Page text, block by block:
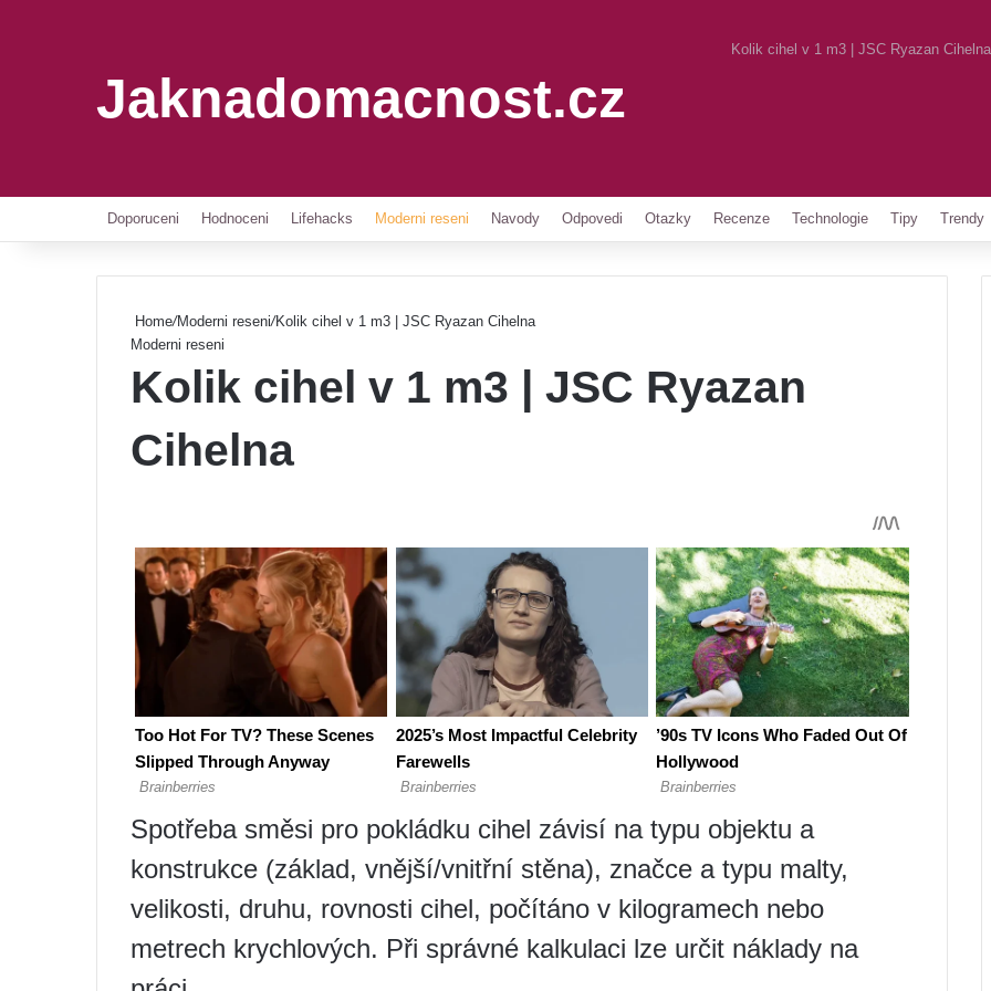
Jaknadomacnost.cz
Kolik cihel v 1 m3 | JSC Ryazan Cihelna
Doporuceni Hodnoceni Lifehacks Moderni reseni Navody Odpovedi Otazky Recenze Technologie Tipy Trendy
Home/Moderni reseni/Kolik cihel v 1 m3 | JSC Ryazan Cihelna
Moderni reseni
Kolik cihel v 1 m3 | JSC Ryazan
Cihelna
Spotřeba směsi pro pokládku cihel závisí na typu objektu a
konstrukce (základ, vnější/vnitřní stěna), značce a typu malty,
velikosti, druhu, rovnosti cihel, počítáno v kilogramech nebo
metrech krychlových. Při správné kalkulaci lze určit náklady na